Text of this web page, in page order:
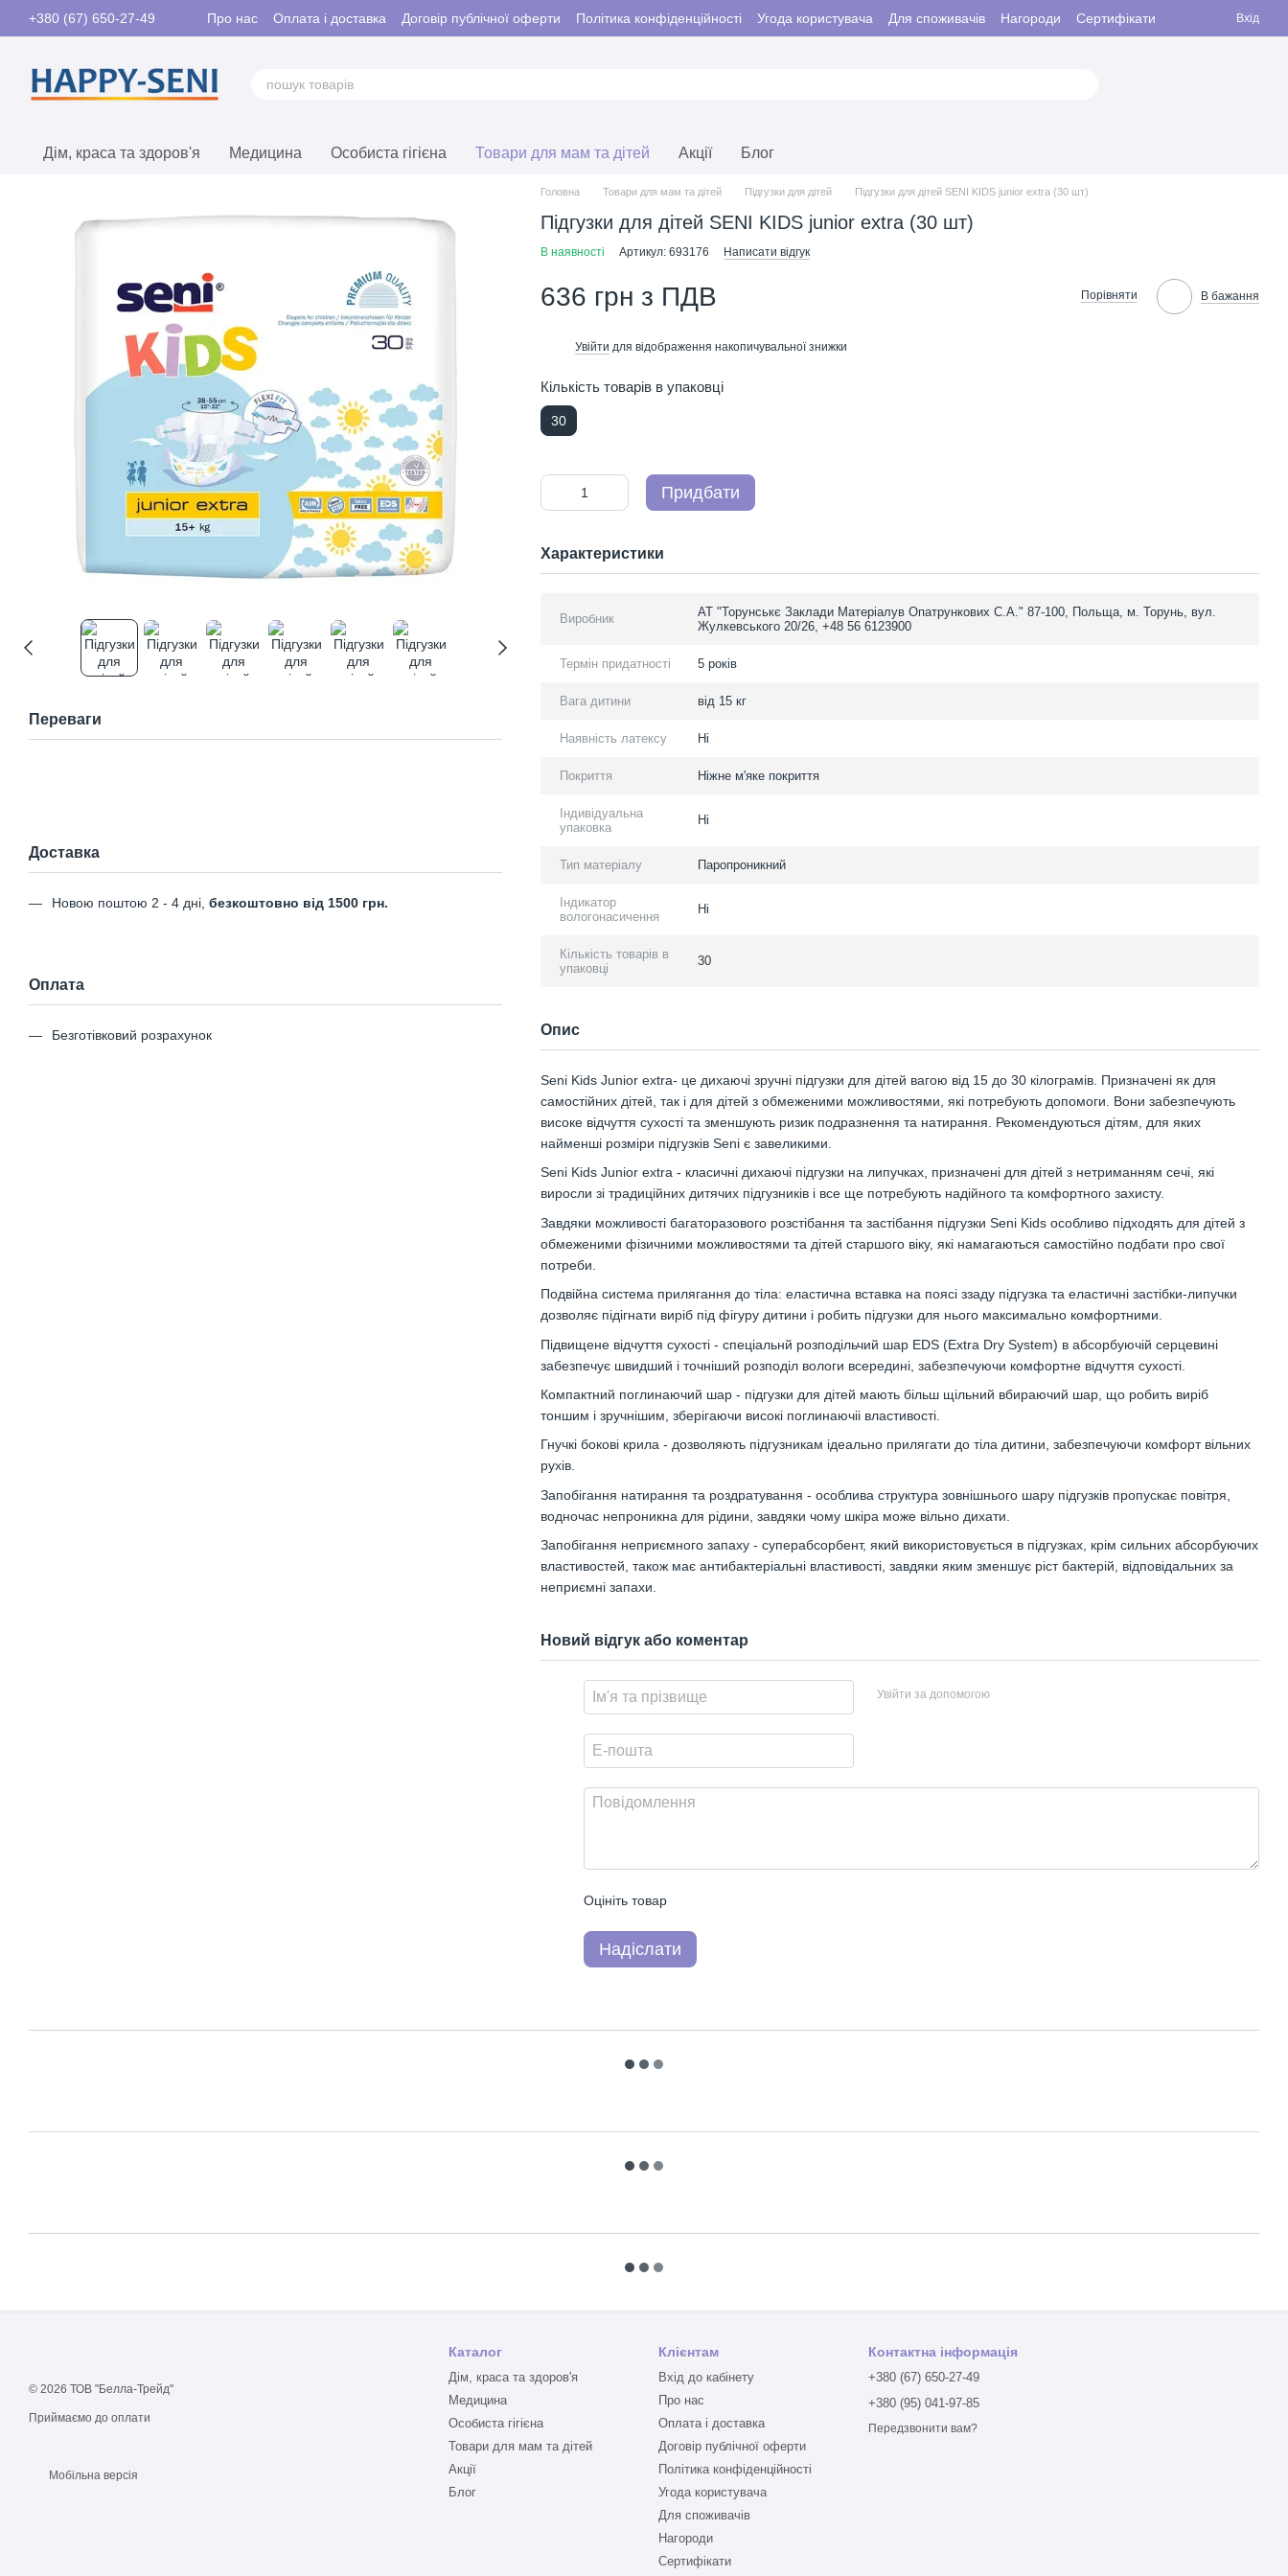
Перейти до основного контенту
+380 (67) 650-27-49 Про нас Оплата і доставка Договір публічної оферти Політика конфіденційності Угода користувача Для споживачів Нагороди
Сертифікати
Контакти
Вхід
Дім, краса та здоров'я Медицина Особиста гігієна Товари для мам та дітей Акції Блог
Переваги
Доставка
Новою поштою 2 - 4 дні, безкоштовно від 1500 грн.
Оплата
Безготівковий розрахунок
Головна Товари для мам та дітей Підгузки для дітей Підгузки для дітей SENI KIDS junior extra (30 шт)
Підгузки для дітей SENI KIDS junior extra (30 шт)
В наявності Артикул: 693176 Написати відгук
636 грн з ПДВ Порівняти В бажання
Увійти для відображення накопичувальної знижки
Кількість товарів в упаковці
30
Придбати
Характеристики
Виробник
АТ "Торунськє Заклади Матеріалув Опатрункових С.А." 87-100, Польща, м. Торунь, вул.
Жулкевського 20/26, +48 56 6123900
Термін придатності 5 років
Вага дитини від 15 кг
Наявність латексу Ні
Покриття Ніжне м'яке покриття
Індивідуальна
упаковка
Ні
Тип матеріалу Паропроникний
Індикатор
вологонасичення
Ні
Кількість товарів в
упаковці
30
Опис
Seni Kids Junior extra- це дихаючі зручні підгузки для дітей вагою від 15 до 30 кілограмів. Призначені як для
самостійних дітей, так і для дітей з обмеженими можливостями, які потребують допомоги. Вони забезпечують
високе відчуття сухості та зменшують ризик подразнення та натирання. Рекомендуються дітям, для яких
найменші розміри підгузків Seni є завеликими.
Seni Kids Junior extra - класичні дихаючі підгузки на липучках, призначені для дітей з нетриманням сечі, які
виросли зі традиційних дитячих підгузників і все ще потребують надійного та комфортного захисту.
Завдяки можливості багаторазового розстібання та застібання підгузки Seni Kids особливо підходять для дітей з
обмеженими фізичними можливостями та дітей старшого віку, які намагаються самостійно подбати про свої
потреби.
Подвійна система прилягання до тіла: еластична вставка на поясі ззаду підгузка та еластичні застібки-липучки
дозволяє підігнати виріб під фігуру дитини і робить підгузки для нього максимально комфортними.
Підвищене відчуття сухості - спеціальнй розподільчий шар EDS (Extra Dry System) в абсорбуючій серцевині
забезпечує швидший і точніший розподіл вологи всередині, забезпечуючи комфортне відчуття сухості.
Компактний поглинаючий шар - підгузки для дітей мають більш щільний вбираючий шар, що робить виріб
тоншим і зручнішим, зберігаючи високі поглинаючіі властивості.
Гнучкі бокові крила - дозволяють підгузникам ідеально прилягати до тіла дитини, забезпечуючи комфорт вільних
рухів.
Запобігання натирання та роздратування - особлива структура зовнішнього шару підгузків пропускає повітря,
водночас непроникна для рідини, завдяки чому шкіра може вільно дихати.
Запобігання неприємного запаху - суперабсорбент, який використовується в підгузках, крім сильних абсорбуючих
властивостей, також має антибактеріальні властивості, завдяки яким зменшує ріст бактерій, відповідальних за
неприємні запахи.
Новий відгук або коментар
Увійти за допомогою
Оцініть товар
Надіслати
© 2026 ТОВ "Белла-Трейд"
Приймаємо до оплати
Мобільна версія
Каталог
Дім, краса та здоров'я
Медицина
Особиста гігієна
Товари для мам та дітей
Акції
Блог
Клієнтам
Вхід до кабінету
Про нас
Оплата і доставка
Договір публічної оферти
Політика конфіденційності
Угода користувача
Для споживачів
Нагороди
Сертифікати
Контактна інформація
+380 (67) 650-27-49
+380 (95) 041-97-85
Передзвонити вам?